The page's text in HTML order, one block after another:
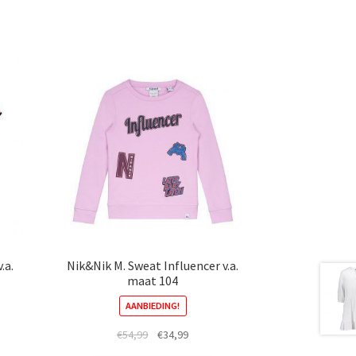
Nik&Nik M. Sweat Influencer v.a.
maat 104
AANBIEDING!
€54,99
Oorspronkelijke
€34,99Huidige